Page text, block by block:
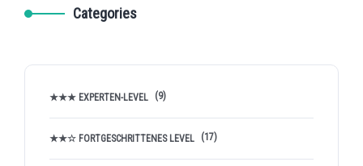
Categories
★★★ EXPERTEN-LEVEL (9)
★★☆ FORTGESCHRITTENES LEVEL (17)